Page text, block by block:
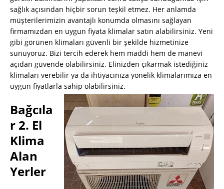
sağlık açısından hiçbir sorun teşkil etmez. Her anlamda
müşterilerimizin avantajlı konumda olmasını sağlayan
firmamızdan en uygun fiyata klimalar satın alabilirsiniz. Yeni
gibi görünen klimaları güvenli bir şekilde hizmetinize
sunuyoruz. Bizi tercih ederek hem maddi hem de manevi
açıdan güvende olabilirsiniz. Elinizden çıkarmak istediğiniz
klimaları verebilir ya da ihtiyacınıza yönelik klimalarımıza en
uygun fiyatlarla sahip olabilirsiniz.
Bağcıla
r 2. El
Klima
Alan
Yerler